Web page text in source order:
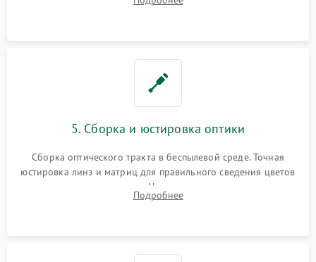
колеса или восстановление сгоревших поляризационных
5. Сборка и юстировка оптики
Сборка оптического тракта в беспылевой среде. Точная
юстировка линз и матриц для правильного сведения цветов
и устранения размытия. Надежное подключение всех
шлейфов, установка датчиков и закрытие корпуса
Подробнее